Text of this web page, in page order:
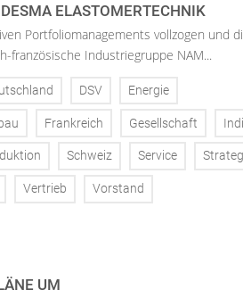
ELASTOMERTECHNIK
Portfoliomanagements vollzogen und
französische Industriegruppe NAM...
DSV Energie
Frankreich Gesellschaft
Schweiz Service
Vertrieb Vorstand
UM